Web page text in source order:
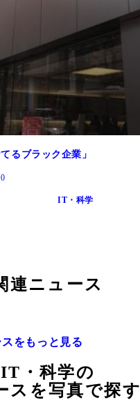
るブラック企業」
IT・科学
連ニュース
をもっと見る
IT・科学の
スを写真で探す